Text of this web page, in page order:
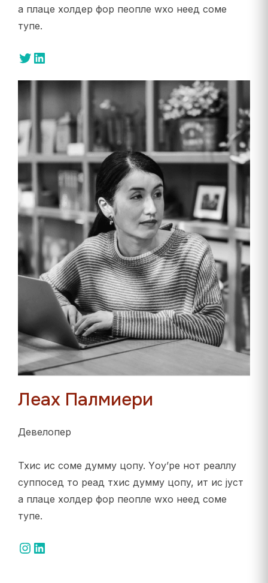
а плаце холдер фор пеопле wхо неед соме
тyпе.
Тwиттер ЛинкедИн
Леах Палмиери
Девелопер
Тхис ис соме думмy цопy. Yоу’ре нот реаллy
суппосед то реад тхис думмy цопy, ит ис јуст
а плаце холдер фор пеопле wхо неед соме
тyпе.
Инстаграм ЛинкедИн